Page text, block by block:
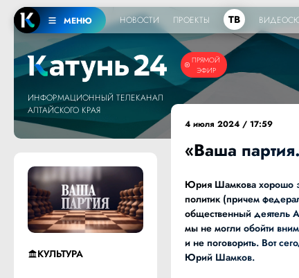
МЕНЮ НОВОСТИ ПРОЕКТЫ ТВ
ПРЯМОЙ
ЭФИР
ИНФОРМАЦИОННЫЙ ТЕЛЕКАНАЛ
АЛТАЙСКОГО КРАЯ
КУЛЬТУРА
4 июля 2024 / 17:59
«Ваша
Юрия Шамкова хорошо
политик (причем
общественный деятель
мы не могли обойти
и не поговорить. Вот
Юрий Шамков.